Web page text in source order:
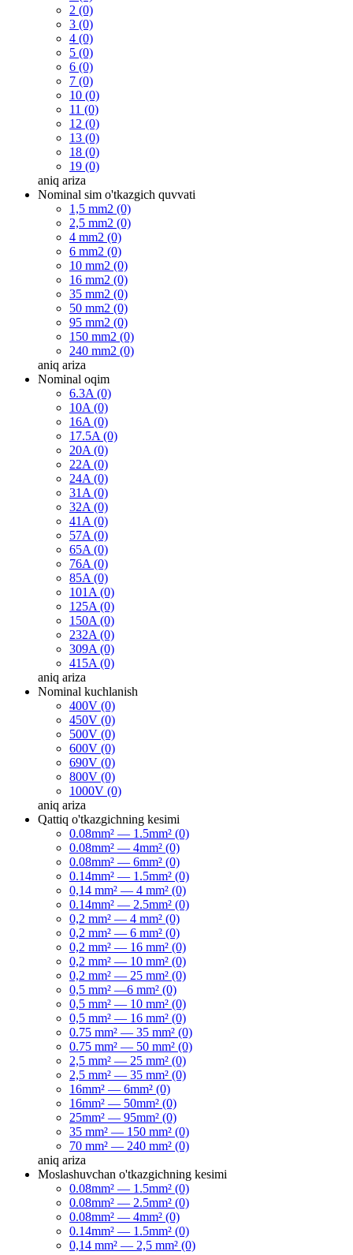
2 (0)
3 (0)
4 (0)
5 (0)
6 (0)
7 (0)
10 (0)
11 (0)
12 (0)
13 (0)
18 (0)
19 (0)
aniq ariza
Nominal sim o'tkazgich quvvati
1,5 mm2 (0)
2,5 mm2 (0)
4 mm2 (0)
6 mm2 (0)
10 mm2 (0)
16 mm2 (0)
35 mm2 (0)
50 mm2 (0)
95 mm2 (0)
150 mm2 (0)
240 mm2 (0)
aniq ariza
Nominal oqim
6.3A (0)
10A (0)
16A (0)
17.5A (0)
20A (0)
22A (0)
24A (0)
31A (0)
32A (0)
41A (0)
57A (0)
65A (0)
76A (0)
85A (0)
101A (0)
125A (0)
150A (0)
232A (0)
309A (0)
415A (0)
aniq ariza
Nominal kuchlanish
400V (0)
450V (0)
500V (0)
600V (0)
690V (0)
800V (0)
1000V (0)
aniq ariza
Qattiq o'tkazgichning kesimi
0.08mm² — 1.5mm² (0)
0.08mm² — 4mm² (0)
0.08mm² — 6mm² (0)
0.14mm² — 1.5mm² (0)
0,14 mm² — 4 mm² (0)
0.14mm² — 2.5mm² (0)
0,2 mm² — 4 mm² (0)
0,2 mm² — 6 mm² (0)
0,2 mm² — 16 mm² (0)
0,2 mm² — 10 mm² (0)
0,2 mm² — 25 mm² (0)
0,5 mm² —6 mm² (0)
0,5 mm² — 10 mm² (0)
0,5 mm² — 16 mm² (0)
0.75 mm² — 35 mm² (0)
0.75 mm² — 50 mm² (0)
2,5 mm² — 25 mm² (0)
2,5 mm² — 35 mm² (0)
16mm² — 6mm² (0)
16mm² — 50mm² (0)
25mm² — 95mm² (0)
35 mm² — 150 mm² (0)
70 mm² — 240 mm² (0)
aniq ariza
Moslashuvchan o'tkazgichning kesimi
0.08mm² — 1.5mm² (0)
0.08mm² — 2.5mm² (0)
0.08mm² — 4mm² (0)
0.14mm² — 1.5mm² (0)
0,14 mm² — 2,5 mm² (0)